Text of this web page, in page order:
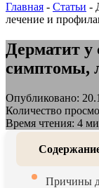
Главная - Статьи -
лечение и
Дерматит
симптомы,
Опубликовано:
Количество
Время чтения: 4
Причины